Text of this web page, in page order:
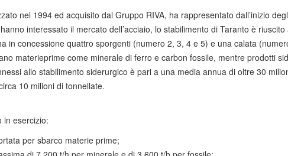
nel 1994 ed acquisito dal Gruppo RIVA, ha rappresentato dall’inizio
interessato il mercato dell’acciaio, lo stabilimento di Taranto è
in concessione quattro sporgenti (numero 2, 3, 4 e 5) e una calata
materieprime come minerale di ferro e carbon fossile, mentre prodotti
allo stabilimento siderurgico è pari a una media annua di oltre 30
10 milioni di tonnellate.
in esercizio:
per sbarco materie prime;